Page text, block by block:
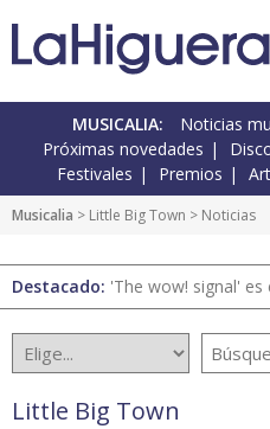
MUSICALIA: Noticias
Próximas novedades
Festivales
Premios
Musicalia > Little Big Town > Noticias
Destacado: 'The wow! signal'
Little Big Town